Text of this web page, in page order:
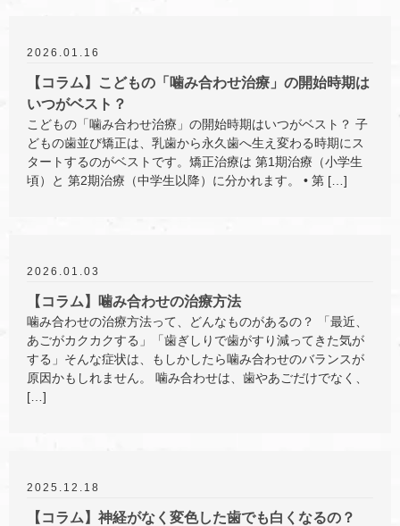
2026.01.16
【コラム】こどもの「噛み合わせ治療」の開始時期は
いつがベスト？
こどもの「噛み合わせ治療」の開始時期はいつがベスト？ 子
どもの歯並び矯正は、乳歯から永久歯へ生え変わる時期にス
タートするのがベストです。矯正治療は 第1期治療（小学生
頃）と 第2期治療（中学生以降）に分かれます。 • 第 […]
2026.01.03
【コラム】噛み合わせの治療方法
噛み合わせの治療方法って、どんなものがあるの？ 「最近、
あごがカクカクする」「歯ぎしりで歯がすり減ってきた気が
する」そんな症状は、もしかしたら噛み合わせのバランスが
原因かもしれません。 噛み合わせは、歯やあごだけでなく、
[…]
2025.12.18
【コラム】神経がなく変色した歯でも白くなるの？